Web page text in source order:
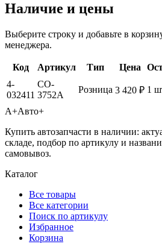
Наличие и цены
Выберите строку и добавьте в
менеджера.
Код Артикул Тип Цена
4-
032411
CO-
3752A
Розница 3 420 ₽ 1
А+Авто+
Купить автозапчасти в наличии:
складе, подбор по артикулу и
самовывоз.
Каталог
Все товары
Все категории
Поиск по артикулу
Избранное
Корзина